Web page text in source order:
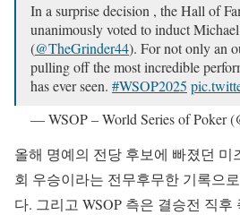
In a surprise decision , the Hall of
unanimously voted to induct
(@TheGrinder44). For not only an
pulling off the most incredible
has ever seen. #WSOP2025
— WSOP – World Series of Poker
올해 명예의 전당 후보에 빠졌던 미
회 우승이라는 전무후무한 기록으
다. 그리고 WSOP 측은 결승전 직